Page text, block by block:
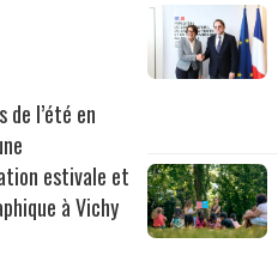
de l’été en
estivale et
à Vichy